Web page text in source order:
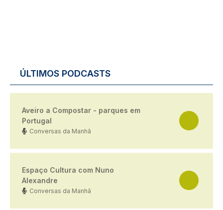
ÚLTIMOS PODCASTS
Aveiro a Compostar - parques em
Portugal
Conversas da Manhã
Espaço Cultura com Nuno
Alexandre
Conversas da Manhã